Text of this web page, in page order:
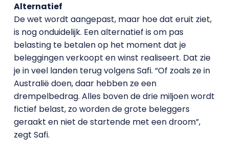
Alternatief
De wet wordt aangepast, maar hoe dat eruit ziet,
is nog onduidelijk. Een alternatief is om pas
belasting te betalen op het moment dat je
beleggingen verkoopt en winst realiseert. Dat zie
je in veel landen terug volgens Safi. “Of zoals ze in
Australië doen, daar hebben ze een
drempelbedrag. Alles boven de drie miljoen wordt
fictief belast, zo worden de grote beleggers
geraakt en niet de startende met een droom”,
zegt Safi.